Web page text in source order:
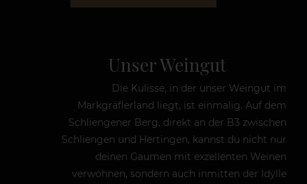
Unser Weingut
Die Kulisse, in der unser Weingut im
Markgräflerland liegt, ist einmalig. Auf dem
Schliengener Berg, direkt an der B3 zwischen
Schliengen und Hertingen, kannst du nicht nur
deinen Gaumen mit exzellenten Weinen
verwöhnen, sondern auch inmitten der Idylle